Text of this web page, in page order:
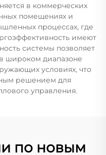
в коммерческих
помещениях и
процессах, где
имеют
системы позволяет
широком диапазоне
условиях, что
решением для
управления.
по новым